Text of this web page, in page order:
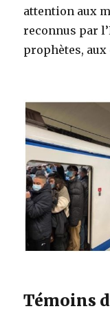
attention aux
reconnus par
prophètes, aux
Témoins